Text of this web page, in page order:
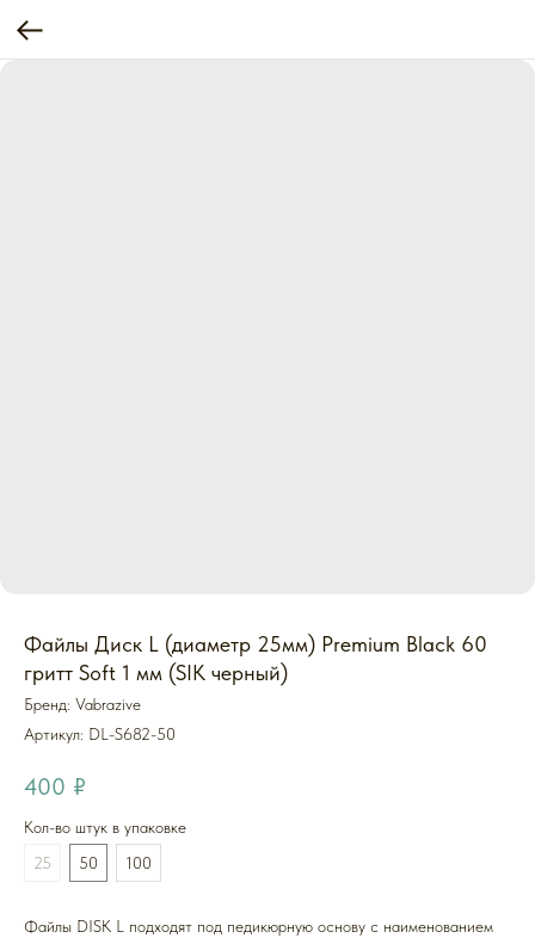
Файлы Диск L (диаметр 25мм) Premium Black 60
гритт Soft 1 мм (SIK черный)
Бренд: Vabrazive
Артикул: DL-S682-50
400 ₽
Кол-во штук в упаковке
25
50 100
Файлы DISK L подходят под педикюрную основу с наименованием